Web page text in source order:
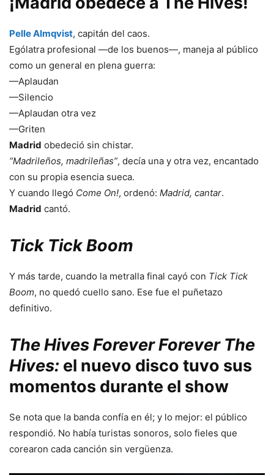
Pelle Almqvist, capitán del caos.
Ególatra profesional —de los buenos—, maneja al público
como un general en plena guerra:
—Aplaudan
—Silencio
—Aplaudan otra vez
—Griten
Madrid obedeció sin chistar.
“Madrileños, madrileñas”, decía una y otra vez, encantado
con su propia esencia sueca.
Y cuando llegó Come On!, ordenó: Madrid, cantar.
Madrid cantó.
Tick Tick Boom
Y más tarde, cuando la metralla final cayó con Tick Tick
Boom, no quedó cuello sano. Ese fue el puñetazo
definitivo.
The Hives Forever Forever The
Hives: el nuevo disco tuvo sus
momentos durante el show
Se nota que la banda confía en él; y lo mejor: el público
respondió. No había turistas sonoros, solo fieles que
corearon cada canción sin vergüenza.